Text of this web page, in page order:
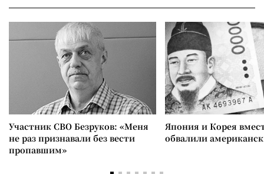
Участник СВО Безруков: «Меня
не раз признавали без вести
пропавшим»
Япония и Корея
обвалили